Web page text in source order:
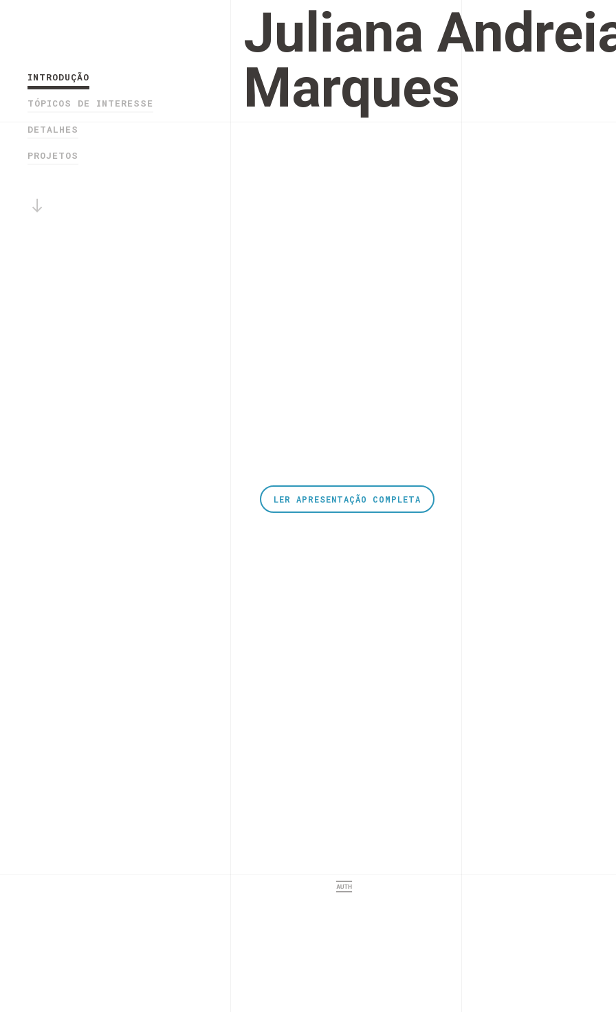
Juliana
Marques
LER APRESENTAÇÃO COMPLETA
INTRODUÇÃO
TÓPICOS DE INTERESSE
DETALHES
PROJETOS